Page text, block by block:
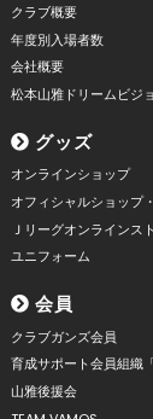
クラブ概要
年度別入場者数
会社概要
松本山雅ドリームビジ
グッズ
オンラインショップ
オフィシャルショップ
Ｊリーグオンラインス
ユニフォーム
会員
クラブガンズ会員
育成サポート会員組織
山雅後援会